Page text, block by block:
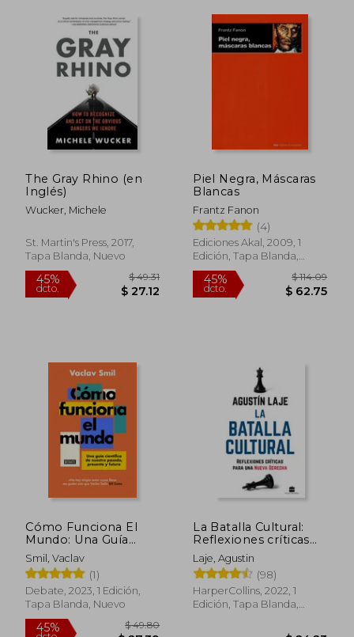
45%
dcto.
45%
dcto.
The Gray Rhino (en
Inglés)
Wucker, Michele
St. Martin's Press, 2017,
Tapa Blanda, Nuevo
Piel Negra, Máscaras
Blancas
Frantz Fanon
(4)
Ediciones Akal, 2009, 1
Edición, Tapa Blanda,
Nuevo
Cómo Funciona El
Mundo: Una Guía
Científica de Nuestro
Pasado, Presente Y
Futuro / How the
World Really Works
Smil, Vaclav
(1)
Debate, 2023, 1 Edición,
Tapa Blanda, Nuevo
La Batalla Cultural:
Reflexiones críticas
para una nueva
derecha
Laje, Agustin
(98)
HarperCollins, 2022, 1
Edición, Tapa Blanda,